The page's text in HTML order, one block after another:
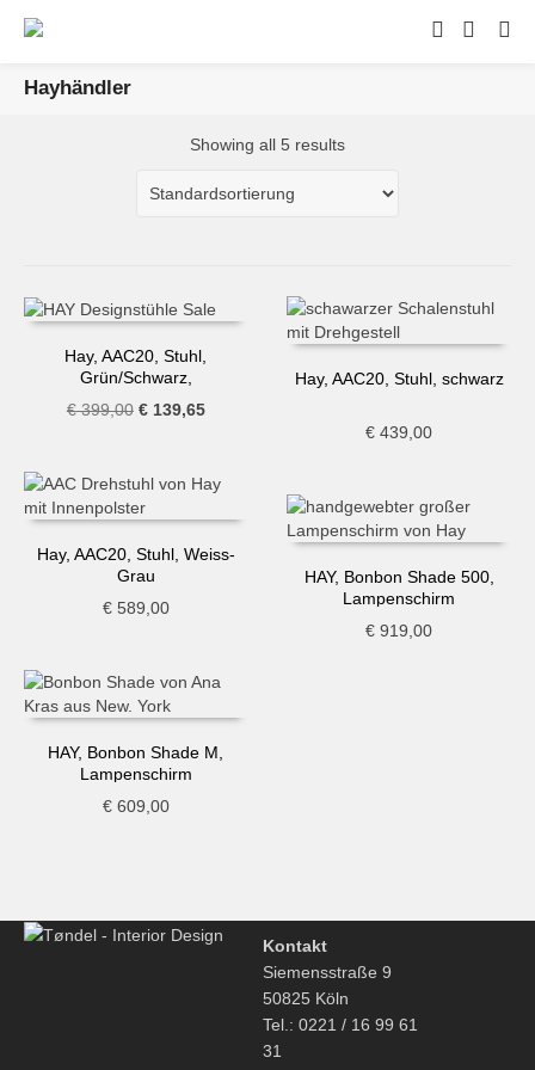
Hayhändler
Showing all 5 results
Hay, AAC20, Stuhl,
Grün/Schwarz,
Ausstellungsstück
€399,00 Ursprünglicher
€ 399,00
€139,65Aktueller
€ 139,65.
Hay, AAC20, Stuhl, schwarz
€ 439,00
Hay, AAC20, Stuhl, Weiss-
Grau
€589,00
HAY, Bonbon Shade 500,
Lampenschirm
€ 919,00
HAY, Bonbon Shade M,
Lampenschirm
€609,00
Kontakt
Siemensstraße 9
50825 Köln
Tel.: 0221 / 16 99 61
31